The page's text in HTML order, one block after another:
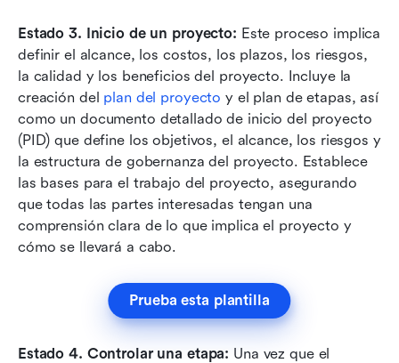
Estado 3. Inicio de un proyecto: Este proceso implica
definir el alcance, los costos, los plazos, los riesgos,
la calidad y los beneficios del proyecto. Incluye la
creación del plan del proyecto y el plan de etapas, así
como un documento detallado de inicio del proyecto
(PID) que define los objetivos, el alcance, los riesgos y
la estructura de gobernanza del proyecto. Establece
las bases para el trabajo del proyecto, asegurando
que todas las partes interesadas tengan una
comprensión clara de lo que implica el proyecto y
cómo se llevará a cabo.
Prueba esta plantilla
Estado 4. Controlar una etapa: Una vez que el